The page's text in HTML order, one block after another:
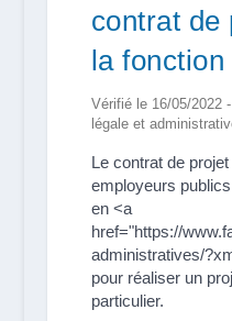
contrat de
la
Vérifié le 16/05/2022
légale et
Le contrat de
employeurs
en <a
href="https://
administratives/
pour réaliser un
particulier.